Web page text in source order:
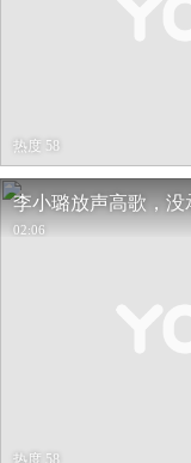
热度 58
李小璐放声高歌，
02:06
热度 58